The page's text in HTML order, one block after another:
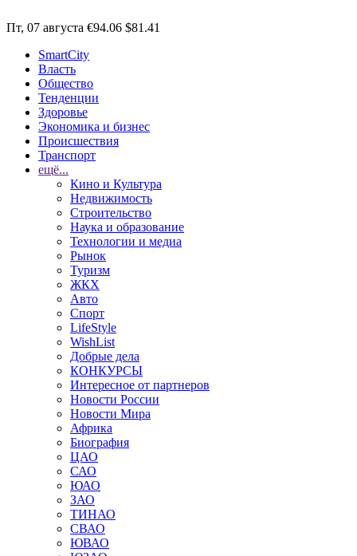
Пт, 07 августа €94.06 $81.41
SmartCity
Власть
Общество
Тенденции
Здоровье
Экономика и бизнес
Происшествия
Транспорт
ещё...
Кино и Культура
Недвижимость
Строительство
Наука и образование
Технологии и медиа
Рынок
Туризм
ЖКХ
Авто
Спорт
LifeStyle
WishList
Добрые дела
КОНКУРСЫ
Интересное от партнеров
Новости России
Новости Мира
Африка
Биография
ЦАО
САО
ЮАО
ЗАО
ТИНАО
СВАО
ЮВАО